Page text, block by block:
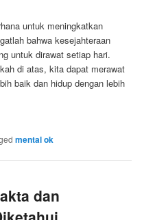
untuk meningkatkan
bahwa kesejahteraan
untuk dirawat setiap hari.
di atas, kita dapat merawat
baik dan hidup dengan lebih
mental ok
dan